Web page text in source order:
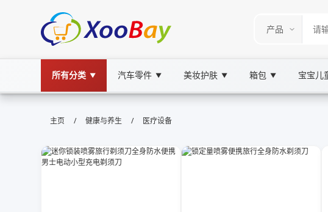
所有分类 ▼ 汽车零件 ▼ 美妆护肤 ▼ 箱包 ▼ 宝宝儿
医疗设备 | XOOBAY B2B/B2C Marketplace
提供多类医疗设备与耗材，提升诊疗成效更好
主页 / 健康与养生 / 医疗设备